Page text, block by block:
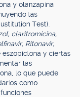
y olanzapina
las
Test).
claritromicina,
Ritonavir,
y ciertas
las
lo que puede
como